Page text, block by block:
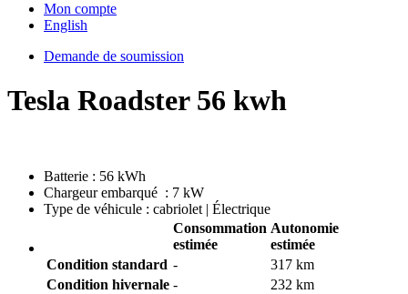
Mon compte
English
Demande de soumission
Tesla Roadster 56 kwh
Batterie : 56 kWh
Chargeur embarqué : 7 kW
Type de véhicule : cabriolet | Électrique
Consommation
estimée
Autonomie
estimée
Condition standard -
317 km
Condition hivernale -
232 km